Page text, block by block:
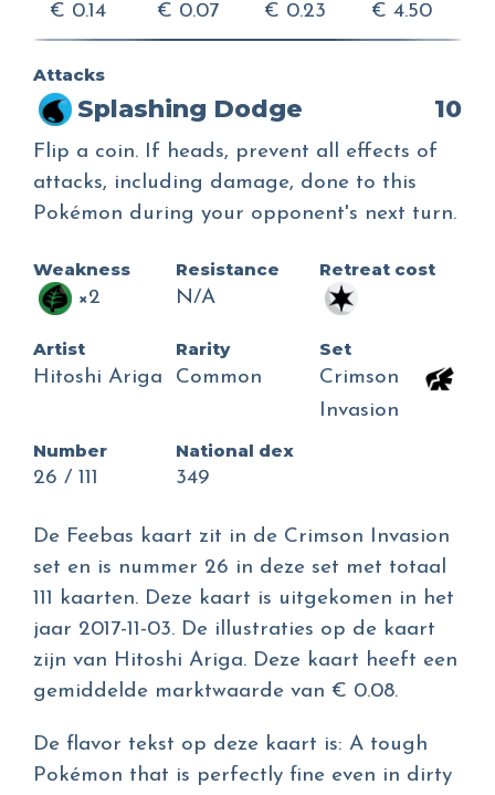
€ 0.14
€ 0.07
€ 0.23
€ 4.50
Attacks
Splashing Dodge 10
Flip a coin. If heads, prevent all effects of
attacks, including damage, done to this
Pokémon during your opponent's next turn.
Weakness
×2
Resistance
N/A
Retreat cost
Artist
Hitoshi Ariga
Rarity
Common
Set
Crimson
Invasion
Number
26 / 111
National dex
349
De Feebas kaart zit in de Crimson Invasion
set en is nummer 26 in deze set met totaal
111 kaarten. Deze kaart is uitgekomen in het
jaar 2017-11-03. De illustraties op de kaart
zijn van Hitoshi Ariga. Deze kaart heeft een
gemiddelde marktwaarde van € 0.08.
De flavor tekst op deze kaart is: A tough
Pokémon that is perfectly fine even in dirty